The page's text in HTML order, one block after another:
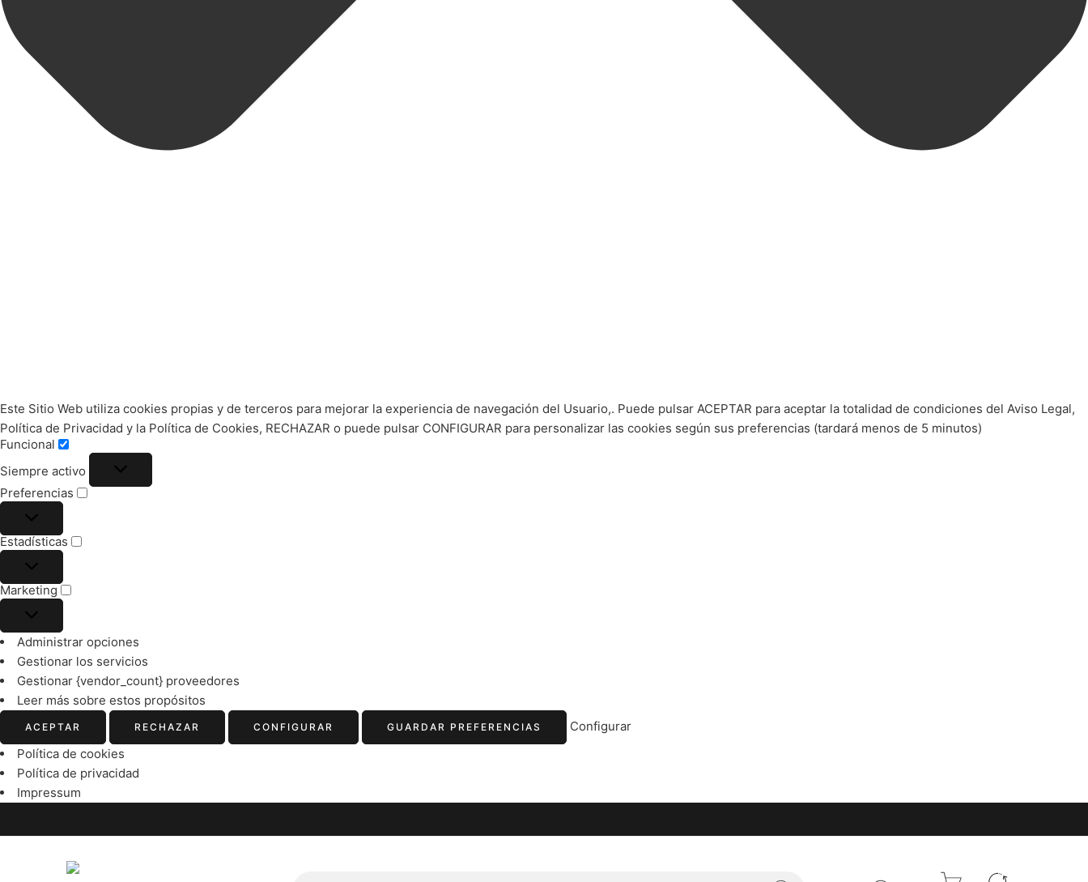
Este Sitio Web utiliza cookies propias y de terceros para mejorar la experiencia de navegación del Usuario,. Puede pulsar ACEPTAR para aceptar la totalidad de condiciones del Aviso Legal,
Política de Privacidad y la Política de Cookies, RECHAZAR o puede pulsar CONFIGURAR para personalizar las cookies según sus preferencias (tardará menos de 5 minutos)
Funcional
Siempre activo
Preferencias
Estadísticas
Marketing
Administrar opciones
Gestionar los servicios
Gestionar {vendor_count} proveedores
Leer más sobre estos propósitos
ACEPTAR RECHAZAR CONFIGURAR GUARDAR PREFERENCIAS
Configurar
Política de cookies
Política de privacidad
Impressum